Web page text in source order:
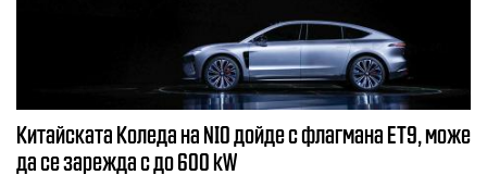
Китайската Коледа на NIO дойде с флагмана ЕТ9, може
да се зарежда с до 600 kW